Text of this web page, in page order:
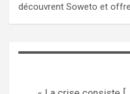
découvrent Soweto et